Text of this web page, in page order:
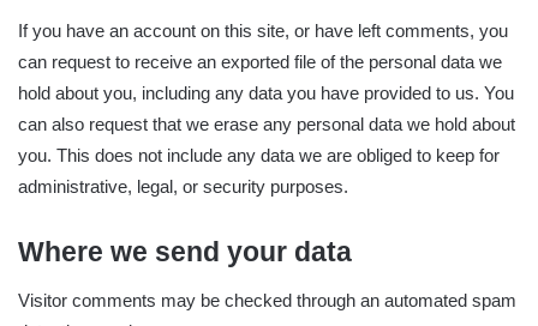
If you have an account on this site, or have left comments, you
can request to receive an exported file of the personal data we
hold about you, including any data you have provided to us. You
can also request that we erase any personal data we hold about
you. This does not include any data we are obliged to keep for
administrative, legal, or security purposes.
Where we send your data
Visitor comments may be checked through an automated spam